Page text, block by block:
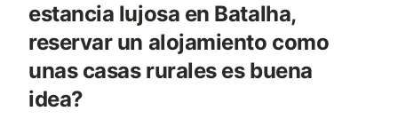
estancia lujosa en Batalha,
reservar un alojamiento como
unas casas rurales es buena
idea?